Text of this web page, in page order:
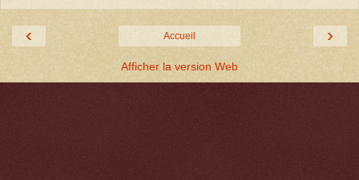
‹ ›
Accueil
Afficher la version Web